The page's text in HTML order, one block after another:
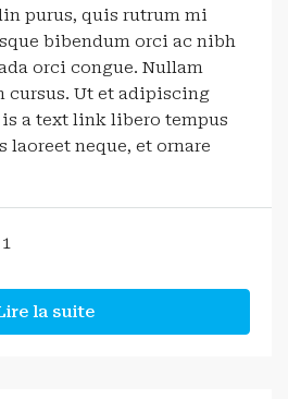
purus, quis rutrum mi
bibendum orci ac nibh
orci congue. Nullam
Ut et adipiscing
a text link libero tempus
laoreet neque, et ornare
1
la suite